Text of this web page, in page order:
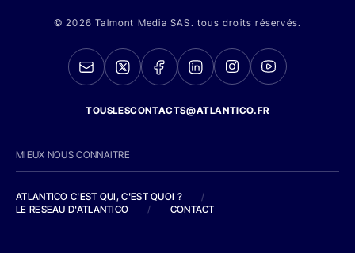
© 2026 Talmont Media SAS. tous droits réservés.
TOUSLESCONTACTS@ATLANTICO.FR
MIEUX NOUS CONNAITRE
ATLANTICO C'EST QUI, C'EST QUOI ?
/
LE RESEAU D'ATLANTICO
/ CONTACT